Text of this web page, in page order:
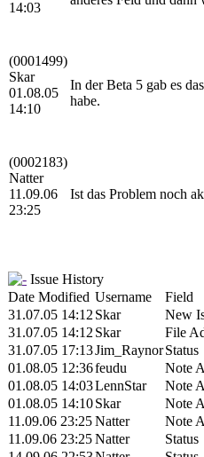
14:03
(0001499)
Skar
01.08.05
14:10
In der Beta 5 gab es
habe.
(0002183)
Natter
11.09.06
23:25
Ist das Problem noch
Issue History
Date Modified Username Field
31.07.05 14:12 Skar
New
31.07.05 14:12 Skar
File
31.07.05 17:13Jim_RaynorStatus
01.08.05 12:36feudu
Note
01.08.05 14:03LennStar
Note
01.08.05 14:10Skar
Note
11.09.06 23:25Natter
Note
11.09.06 23:25Natter Status